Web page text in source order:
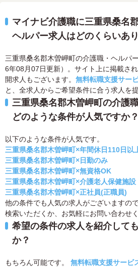
マイナビ介護職に三重県桑名
ヘルパー求人はどのくらいあ
三重県桑名郡木曽岬町の介護職・ヘルパ
6年08月07日更新）。サイト上に掲載さ
開求人もございます。 無料転職支援サー
と、全求人からご希望条件に合う求人を
三重県桑名郡木曽岬町の介護
どのような条件が人気ですか？
以下のような条件が人気です。
三重県桑名郡木曽岬町×年間休日110日以
三重県桑名郡木曽岬町×日勤のみ
三重県桑名郡木曽岬町×無資格OK
三重県桑名郡木曽岬町×介護老人保健施設
三重県桑名郡木曽岬町×正社員(正職員)
他の条件でも人気の求人がございますの
検索いただくか、お気軽にお問い合わせく
希望の条件の求人を紹介して
か？
もちろん可能です。 無料転職支援サービ